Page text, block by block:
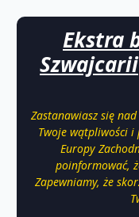
Ekstra
Szwajcarii
Zastanawiasz się
Twoje wątpliwości i
Europy
poinformować,
Zapewniamy, że